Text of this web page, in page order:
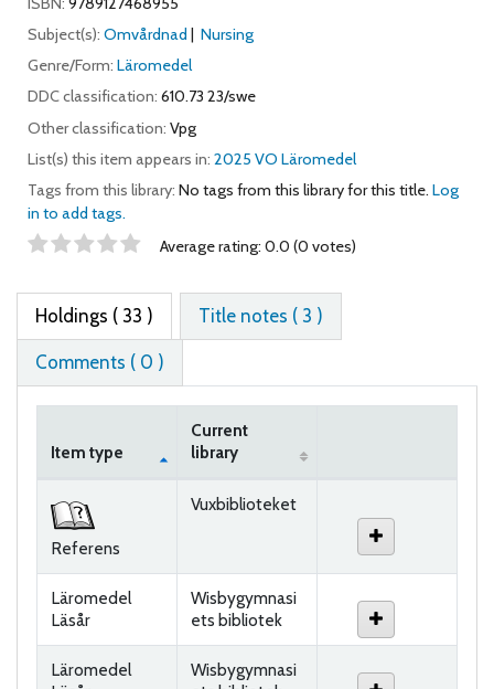
Subject(s): Omvårdnad
Nursing
Genre/Form: Läromedel
DDC classification: 610.73 23/swe
Other classification: Vpg
List(s) this item appears in: 2025 VO Läromedel
Tags from this library: No tags from this library for this title. Log
in to add tags.
Star ratings Average rating: 0.0 (0 votes)
Holdings ( 33 ) Title notes ( 3 )
Comments ( 0 )
Item type
Current
library
Referens
Vuxbiblioteket
Läromedel
Läsår
Wisbygymnasi
ets bibliotek
Läromedel
Wisbygymnasi